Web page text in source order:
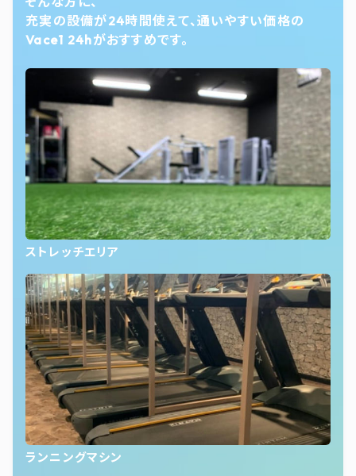
充実の設備が24時間使えて、通いやすい価格の
Vace1 24hがおすすめです。
ストレッチエリア
ランニングマシン